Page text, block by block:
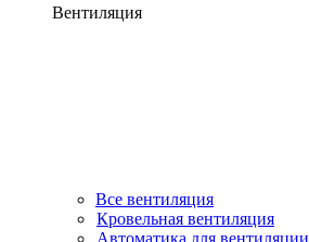
Вентиляция
Все вентиляция
Кровельная вентиляция
Автоматика для вентиляции